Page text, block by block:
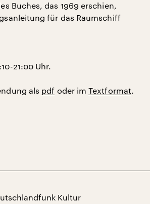
Buches, das 1969 erschien,
für das Raumschiff
21:00 Uhr.
als pdf oder imTextformat.
Kultur